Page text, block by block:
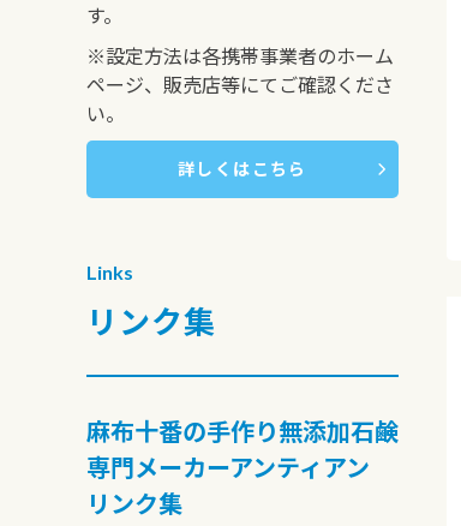
す。
※設定方法は各携帯事業者のホーム
ページ、販売店等にてご確認くださ
い。
詳しくはこちら
Links
リンク集
麻布十番の手作り無添加石鹸
専門メーカーアンティアン
リンク集